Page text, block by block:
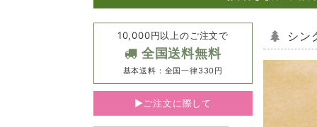
10,000円以上のご注文で
全国送料無料
基本送料：全国一律330円
▶ご注文に際して
シン